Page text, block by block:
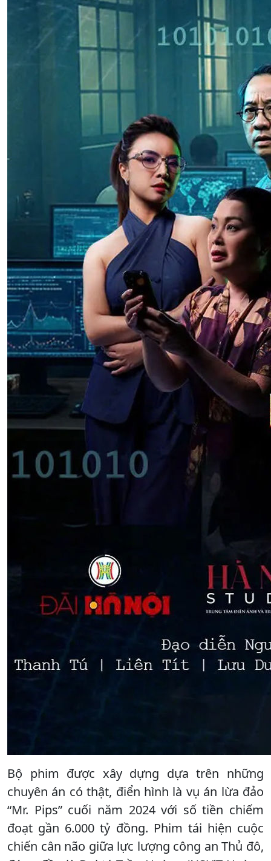
Bộ phim được xây dựng dựa trên những
chuyên án có thật, điển hình là vụ án lừa đảo
“Mr. Pips” cuối năm 2024 với số tiền chiếm
đoạt gần 6.000 tỷ đồng. Phim tái hiện cuộc
chiến cân não giữa lực lượng công an Thủ đô,